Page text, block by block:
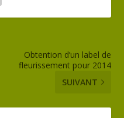
Obtention d’un label de
fleurissement pour 2014
SUIVANT